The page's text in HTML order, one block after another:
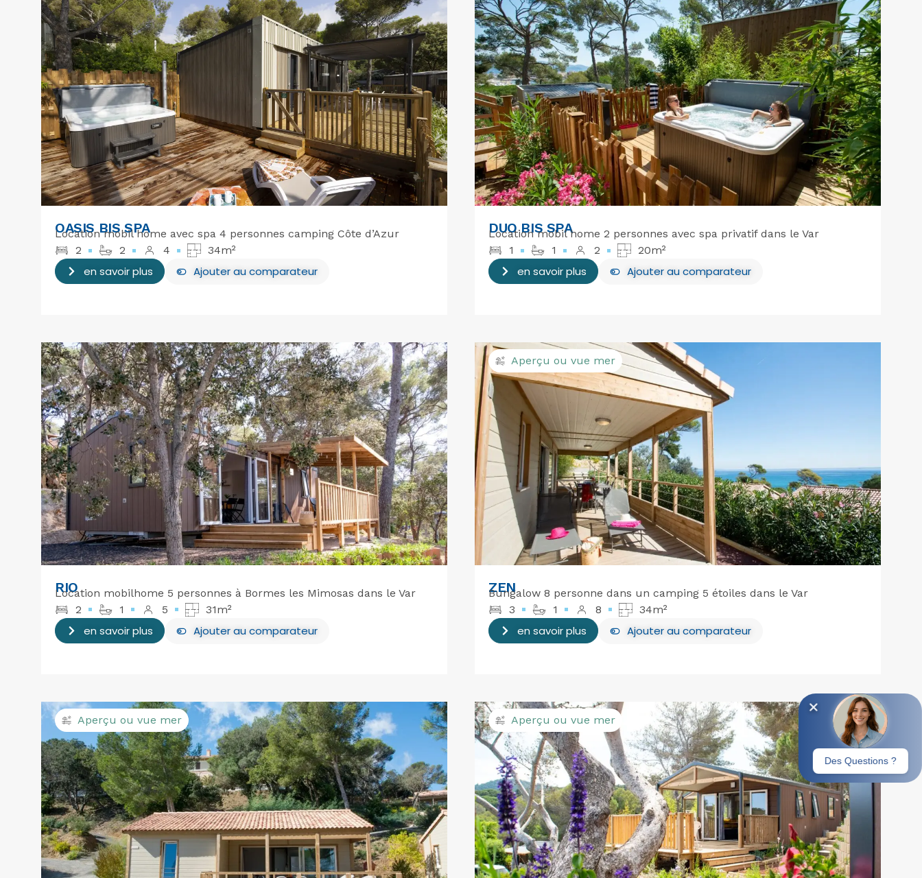
OASIS BIS SPA
Location mobil home avec spa 4 personnes camping Côte d’Azur
2
2 4 34m²
en savoir plus Ajouterau comparateur
DUO BIS SPA
Location mobil home 2 personnes avec spa privatif dans le Var
1
1 2 20m²
en savoir plus Ajouterau comparateur
RIO
Location mobilhome 5 personnes à Bormes les Mimosas dans le Var
2
1 5 31m²
en savoir plus Ajouterau comparateur
Aperçu ou vue mer
ZEN
Bungalow 8 personne dans un camping 5 étoiles dans le Var
3
1 8 34m²
en savoir plus Ajouterau comparateur
Aperçu ou vue mer Aperçu ou vue mer